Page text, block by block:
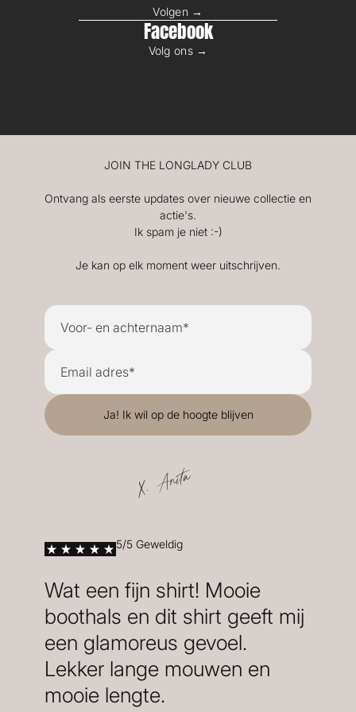
Volgen →
Facebook
Volg ons →
JOIN THE LONGLADY CLUB
Ontvang als eerste updates over nieuwe collectie en
actie's.
Ik spam je niet :-)
Je kan op elk moment weer uitschrijven.
X. Anita
5/5 Geweldig
Wat een fijn shirt! Mooie
boothals en dit shirt geeft mij
een glamoreus gevoel.
Lekker lange mouwen en
mooie lengte.